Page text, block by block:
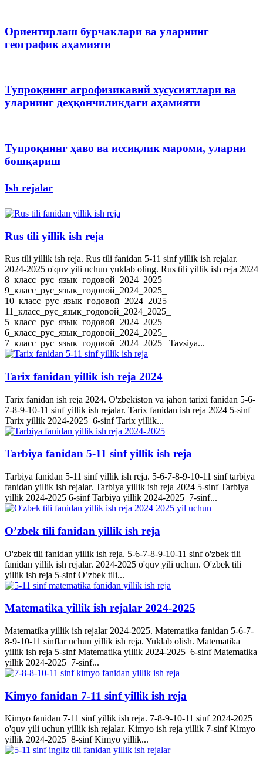
Ориентирлаш бурчаклари ва уларнинг
географик аҳамияти
Тупроқнинг агрофизикавий хусусиятлари ва
уларнинг деҳқончиликдаги аҳамияти
Тупроқнинг ҳаво ва иссиқлик мароми, уларни
бошқариш
Ish rejalar
Rus tili yillik ish reja
Rus tili yillik ish reja. Rus tili fanidan 5-11 sinf yillik ish rejalar.
2024-2025 o'quv yili uchun yuklab oling. Rus tili yillik ish reja 2024
8_класс_рус_язык_годовой_2024_2025_
9_класс_рус_язык_годовой_2024_2025_
10_класс_рус_язык_годовой_2024_2025_
11_класс_рус_язык_годовой_2024_2025_
5_класс_рус_язык_годовой_2024_2025_
6_класс_рус_язык_годовой_2024_2025_
7_класс_рус_язык_годовой_2024_2025_ Tavsiya...
Tarix fanidan yillik ish reja 2024
Tarix fanidan ish reja 2024. O'zbekiston va jahon tarixi fanidan 5-6-
7-8-9-10-11 sinf yillik ish rejalar. Tarix fanidan ish reja 2024 5-sinf
Tarix yillik 2024-2025 6-sinf Tarix yillik...
Tarbiya fanidan 5-11 sinf yillik ish reja
Tarbiya fanidan 5-11 sinf yillik ish reja. 5-6-7-8-9-10-11 sinf tarbiya
fanidan yillik ish rejalar. Tarbiya yillik ish reja 2024 5-sinf Tarbiya
yillik 2024-2025 6-sinf Tarbiya yillik 2024-2025 7-sinf...
O’zbek tili fanidan yillik ish reja
O'zbek tili fanidan yillik ish reja. 5-6-7-8-9-10-11 sinf o'zbek tili
fanidan yillik ish rejalar. 2024-2025 o'quv yili uchun. O'zbek tili
yillik ish reja 5-sinf O’zbek tili...
Matematika yillik ish rejalar 2024-2025
Matematika yillik ish rejalar 2024-2025. Matematika fanidan 5-6-7-
8-9-10-11 sinflar uchun yillik ish reja. Yuklab olish. Matematika
yillik ish reja 5-sinf Matematika yillik 2024-2025 6-sinf Matematika
yillik 2024-2025 7-sinf...
Kimyo fanidan 7-11 sinf yillik ish reja
Kimyo fanidan 7-11 sinf yillik ish reja. 7-8-9-10-11 sinf 2024-2025
o'quv yili uchun yillik ish rejalar. Kimyo ish reja yillik 7-sinf Kimyo
yillik 2024-2025 8-sinf Kimyo yillik...